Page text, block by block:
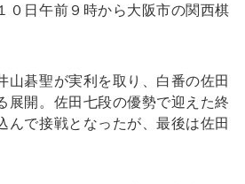
０日午前９時から大阪市の関西棋
碁聖が実利を取り、白番の佐田
展開。佐田七段の優勢で迎えた終
んで接戦となったが、最後は佐田